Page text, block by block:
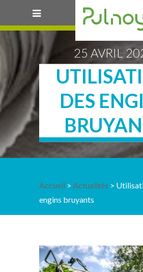
25 AVRIL
DES
Accueil >Actualités >
engins bruyants